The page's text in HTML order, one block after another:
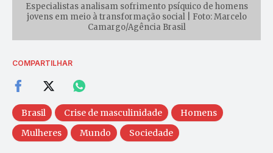
Especialistas analisam sofrimento psíquico de homens
jovens em meio à transformação social | Foto: Marcelo
Camargo/Agência Brasil
COMPARTILHAR
Brasil Crise de masculinidade
Homens
Mulheres
Mundo Sociedade